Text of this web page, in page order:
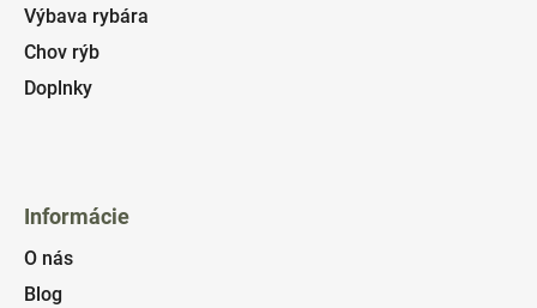
Výbava rybára
Chov rýb
Doplnky
Informácie
O nás
Blog